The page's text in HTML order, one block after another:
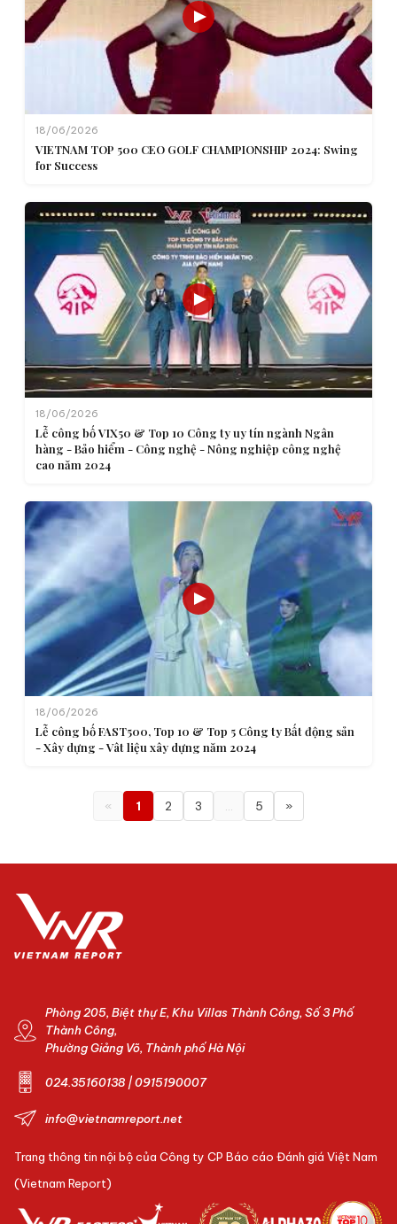
18/06/2026
VIETNAM TOP 500 CEO GOLF CHAMPIONSHIP 2024: Swing
for Success
18/06/2026
Lễ công bố VIX50 & Top 10 Công ty uy tín ngành Ngân
hàng - Bảo hiểm - Công nghệ - Nông nghiệp công nghệ
cao năm 2024
18/06/2026
Lễ công bố FAST500, Top 10 & Top 5 Công ty Bất động sản
- Xây dựng - Vât liệu xây dựng năm 2024
« 1 2 3 5 »
Phòng 205, Biệt thự E, Khu Villas Thành Công, Số 3 Phố
Thành Công,
Phường Giảng Võ, Thành phố Hà Nội
024.35160138 | 0915190007
info@vietnamreport.net
Trang thông tin nội bộ của Công ty CP Báo cáo Đánh giá Việt Nam
(Vietnam Report)